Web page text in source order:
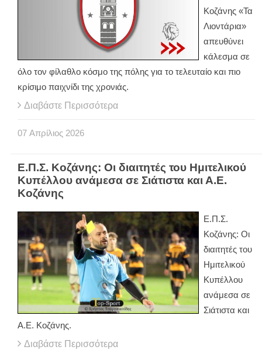
Κοζάνης «Τα
Λιοντάρια»
απευθύνει
κάλεσμα σε
όλο τον φίλαθλο κόσμο της πόλης για το τελευταίο και πιο
κρίσιμο παιχνίδι της χρονιάς.
Διαβάστε Περισσότερα
07 Απρίλιος 2026
Ε.Π.Σ. Κοζάνης: Οι διαιτητές του Ημιτελικού
Κυπέλλου ανάμεσα σε Σιάτιστα και Α.Ε.
Κοζάνης
Ε.Π.Σ.
Κοζάνης: Οι
διαιτητές του
Ημιτελικού
Κυπέλλου
ανάμεσα σε
Σιάτιστα και
Α.Ε. Κοζάνης.
Διαβάστε Περισσότερα